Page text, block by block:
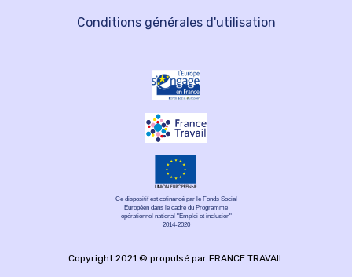
Conditions générales d'utilisation
Ce dispositif est cofinancé par le Fonds Social
Européen dans le cadre du Programme
opérationnel national "Emploi et inclusion"
2014-2020
Copyright 2021 © propulsé par FRANCE TRAVAIL